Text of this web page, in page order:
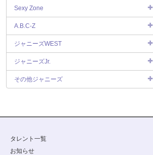
Sexy Zone
A.B.C-Z
ジャニーズWEST
ジャニーズJr.
その他ジャニーズ
タレント一覧
お知らせ